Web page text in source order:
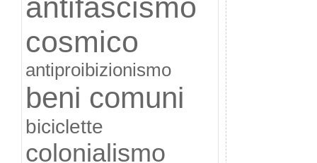
cosmico
antiproibizionismo
beni comuni
biciclette
colonialismo